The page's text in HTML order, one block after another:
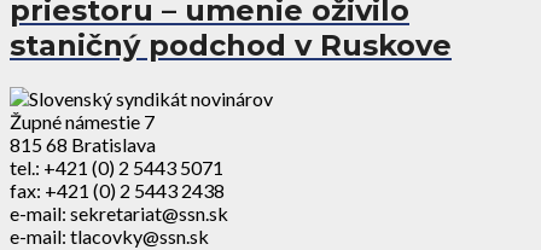
priestoru – umenie oživilo
staničný podchod v Ruskove
Župné námestie 7
815 68 Bratislava
tel.: +421 (0) 2 5443 5071
fax: +421 (0) 2 5443 2438
e-mail: sekretariat@ssn.sk
e-mail: tlacovky@ssn.sk